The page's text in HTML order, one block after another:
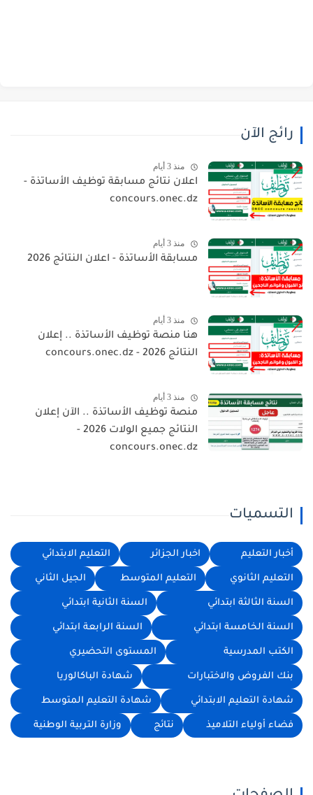
رائج الآن
منذ 3 أيام
اعلان نتائج مسابقة توظيف الأساتذة -
concours.onec.dz
منذ 3 أيام
مسابقة الأساتذة - اعلان النتائج 2026
منذ 3 أيام
هنا منصة توظيف الأساتذة .. إعلان
النتائج 2026 - concours.onec.dz
منذ 3 أيام
منصة توظيف الأساتذة .. الآن إعلان
النتائج جميع الولات 2026 -
concours.onec.dz
التسميات
أخبار التعليم اخبار الجزائر التعليم الابتدائي
التعليم الثانوي التعليم المتوسط الجيل الثاني
السنة الثالثة ابتدائي السنة الثانية ابتدائي
السنة الخامسة ابتدائي السنة الرابعة ابتدائي
الكتب المدرسية المستوى التحضيري
بنك الفروض والاختبارات شهادة الباكالوريا
شهادة التعليم الابتدائي شهادة التعليم المتوسط
فضاء أولياء التلاميذ نتائج وزارة التربية الوطنية